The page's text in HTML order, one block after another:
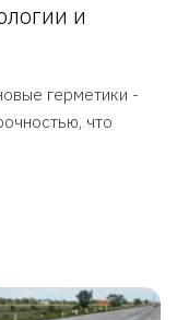
и
герметики -
что